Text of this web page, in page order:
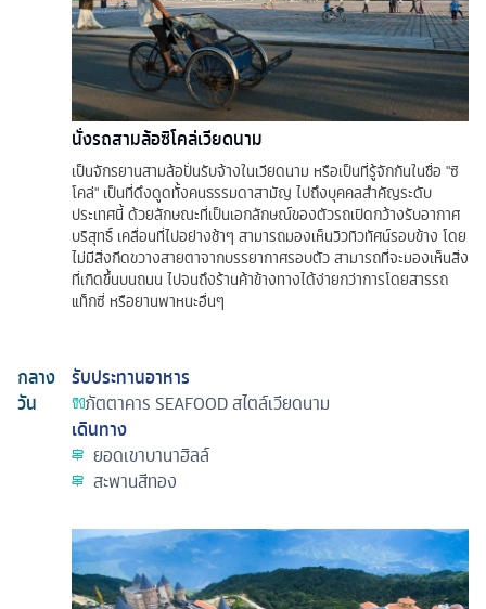
นั่งรถสามล้อซิโคล่เวียดนาม
เป็นจักรยานสามล้อปั่นรับจ้างในเวียดนาม หรือเป็นที่รู้จักกันในชื่อ "ซิ
โคล่" เป็นที่ดึงดูดทั้งคนธรรมดาสามัญ ไปถึงบุคคลสำคัญระดับ
ประเทศนี้ ด้วยลักษณะที่เป็นเอกลักษณ์ของตัวรถเปิดกว้างรับอากาศ
บริสุทธิ์ เคลื่อนที่ไปอย่างช้าๆ สามารถมองเห็นวิวทิวทัศน์รอบข้าง โดย
ไม่มีสิ่งกีดขวางสายตาจากบรรยากาศรอบตัว สามารถที่จะมองเห็นสิ่ง
ที่เกิดขึ้นบนถนน ไปจนถึงร้านค้าข้างทางได้ง่ายกว่าการโดยสารรถ
แท็กซี่ หรือยานพาหนะอื่นๆ
กลาง
วัน
รับประทานอาหาร
ภัตตาคารSEAFOOD สไตล์เวียดนาม
เดินทาง
ยอดเขาบานาฮิลล์
สะพานสีทอง